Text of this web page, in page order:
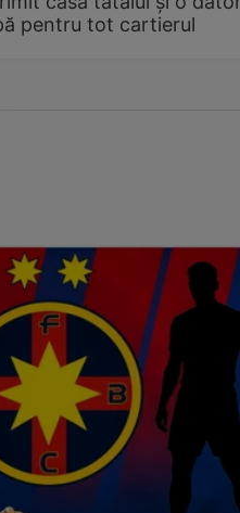
pentru tot cartierul